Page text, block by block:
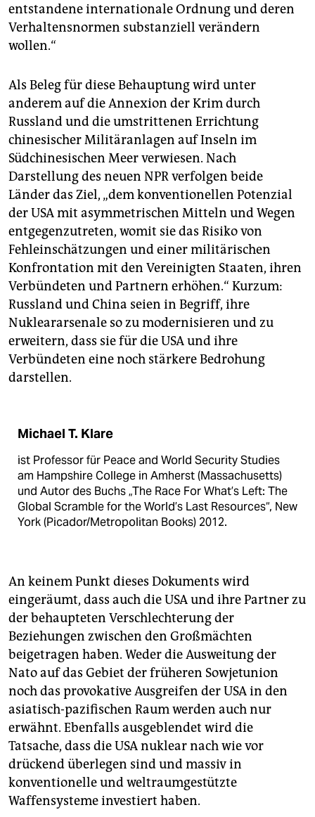
entstandene internationale Ordnung und deren
Verhaltensnormen substanziell verändern
wollen.“
Als Beleg für diese Behauptung wird unter
anderem auf die Annexion der Krim durch
Russland und die umstrittenen Errichtung
chinesischer Militäranlagen auf Inseln im
Südchinesischen Meer verwiesen. Nach
Darstellung des neuen NPR verfolgen beide
Länder das Ziel, „dem konventionellen Potenzial
der USA mit asymmetrischen Mitteln und Wegen
entgegenzutreten, womit sie das Risiko von
Fehleinschätzungen und einer militärischen
Konfrontation mit den Vereinigten Staaten, ihren
Verbündeten und Partnern erhöhen.“ Kurzum:
Russland und China seien in Begriff, ihre
Nukleararsenale so zu modernisieren und zu
erweitern, dass sie für die USA und ihre
Verbündeten eine noch stärkere Bedrohung
darstellen.
Michael T. Klare
ist Professor für Peace and World Security Studies
am Hampshire College in Amherst (Massachusetts)
und Autor des Buchs „The Race For What’s Left: The
Global Scramble for the World’s Last Resources“, New
York (Picador/Metropolitan Books) 2012.
An keinem Punkt dieses Dokuments wird
eingeräumt, dass auch die USA und ihre Partner zu
der behaupteten Verschlechterung der
Beziehungen zwischen den Großmächten
beigetragen haben. Weder die Ausweitung der
Nato auf das Gebiet der früheren Sowjetunion
noch das provokative Ausgreifen der USA in den
asiatisch-pazifischen Raum werden auch nur
erwähnt. Ebenfalls ausgeblendet wird die
Tatsache, dass die USA nuklear nach wie vor
drückend überlegen sind und massiv in
konventionelle und weltraumgestützte
Waffensysteme investiert haben.